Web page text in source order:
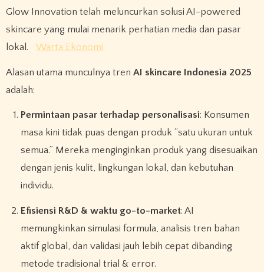
Glow Innovation telah meluncurkan solusi AI-powered
skincare yang mulai menarik perhatian media dan pasar
lokal.
Warta Ekonomi
Alasan utama munculnya tren AI skincare Indonesia 2025
adalah:
Permintaan pasar terhadap personalisasi: Konsumen
masa kini tidak puas dengan produk “satu ukuran untuk
semua.” Mereka menginginkan produk yang disesuaikan
dengan jenis kulit, lingkungan lokal, dan kebutuhan
individu.
Efisiensi R&D & waktu go-to-market: AI
memungkinkan simulasi formula, analisis tren bahan
aktif global, dan validasi jauh lebih cepat dibanding
metode tradisional trial & error.